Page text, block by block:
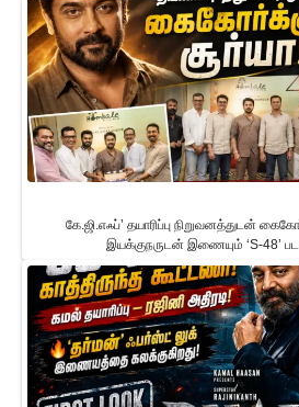
கே.ஜி.எஃப்’ தயாரிப்பு நிறுவனத்துடன்
இயக்குநருடன் இணையும் ‘S-48’ பட